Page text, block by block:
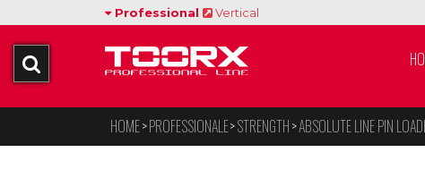
Professional Vertical
HOME PROFESSIONALE STRENGTH ABSOLUTE LINE PIN